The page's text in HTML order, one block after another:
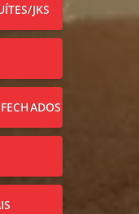
JKS